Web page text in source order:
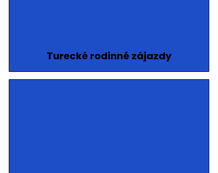
Turecké rodinné zájazdy